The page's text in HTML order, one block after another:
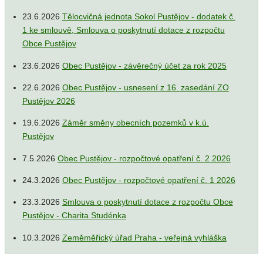
23.6.2026 Tělocvičná jednota Sokol Pustějov - dodatek č.
1 ke smlouvě, Smlouva o poskytnutí dotace z rozpočtu
Obce Pustějov
23.6.2026 Obec Pustějov - závěrečný účet za rok 2025
22.6.2026 Obec Pustějov - usnesení z 16. zasedání ZO
Pustějov 2026
19.6.2026 Záměr směny obecních pozemků v k.ú.
Pustějov
7.5.2026 Obec Pustějov - rozpočtové opatření č. 2 2026
24.3.2026 Obec Pustějov - rozpočtové opatření č. 1 2026
23.3.2026 Smlouva o poskytnutí dotace z rozpočtu Obce
Pustějov - Charita Studénka
10.3.2026 Zeměměřický úřad Praha - veřejná vyhláška